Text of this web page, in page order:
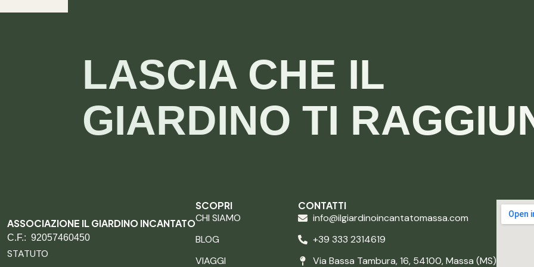
LASCIA CHE IL
GIARDINO TI
ASSOCIAZIONE IL GIARDINO INCANTATO
C.F.: 92057460450
STATUTO
SCOPRI
CHI SIAMO
BLOG
VIAGGI
CONTATTI
info@ilgiardinoincantatomassa.com
+39 333 2314619
Via Bassa Tambura, 16, 54100, Massa (MS)